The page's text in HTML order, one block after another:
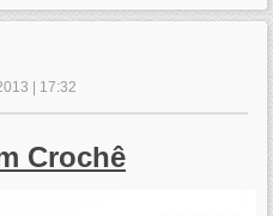
| 17:32
Crochê